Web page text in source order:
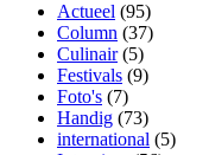
Actueel (95)
Column (37)
Culinair(5)
Festivals (9)
Foto's (7)
Handig (73)
international (5)